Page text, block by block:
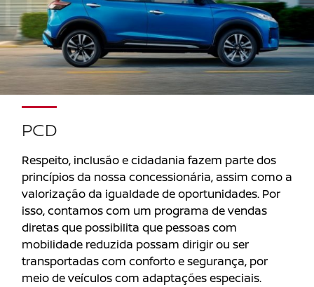
PCD
Respeito, inclusão e cidadania fazem parte dos
princípios da nossa concessionária, assim como a
valorização da igualdade de oportunidades. Por
isso, contamos com um programa de vendas
diretas que possibilita que pessoas com
mobilidade reduzida possam dirigir ou ser
transportadas com conforto e segurança, por
meio de veículos com adaptações especiais.